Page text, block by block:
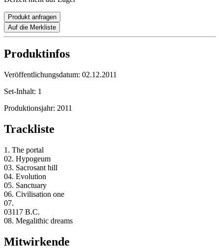
Produkt anfragen
Auf die Merkliste
Produktinfos
Veröffentlichungsdatum: 02.12.2011
Set-Inhalt: 1
Produktionsjahr: 2011
Trackliste
1. The portal
02. Hypogeum
03. Sacrosant hill
04. Evolution
05. Sanctuary
06. Civilisation one
07.
03117 B.C.
08. Megalithic dreams
Mitwirkende